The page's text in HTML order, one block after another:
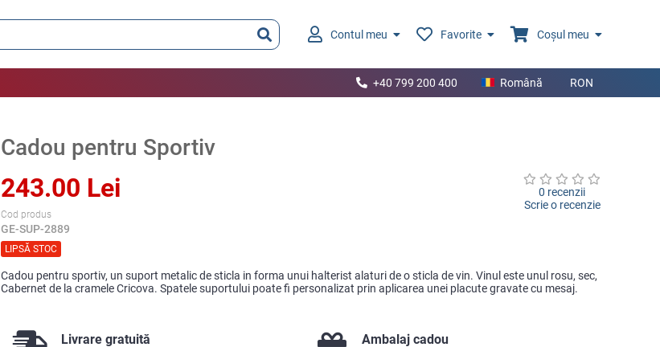
Contul meu Favorite Coșul meu
+40 799 200 400 Română RON
Cadou pentru Sportiv
243.00 Lei
Cod produs
GE-SUP-2889
LIPSĂ STOC
0 recenzii
Scrie o recenzie
Cadou pentru sportiv, un suport metalic de sticla in forma unui halterist alaturi de o sticla de vin. Vinul este unul rosu, sec,
Cabernet de la cramele Cricova. Spatele suportului poate fi personalizat prin aplicarea unei placute gravate cu mesaj.
Livrare gratuită Ambalaj cadou